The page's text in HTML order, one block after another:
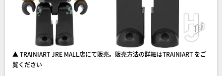
▲ TRAINIART JRE MALL店にて販売。販売方法の詳細はTRAINIART をご
覧ください